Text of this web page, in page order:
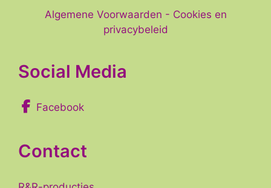
Algemene Voorwaarden - Cookies en
privacybeleid
Social Media
Facebook
Contact